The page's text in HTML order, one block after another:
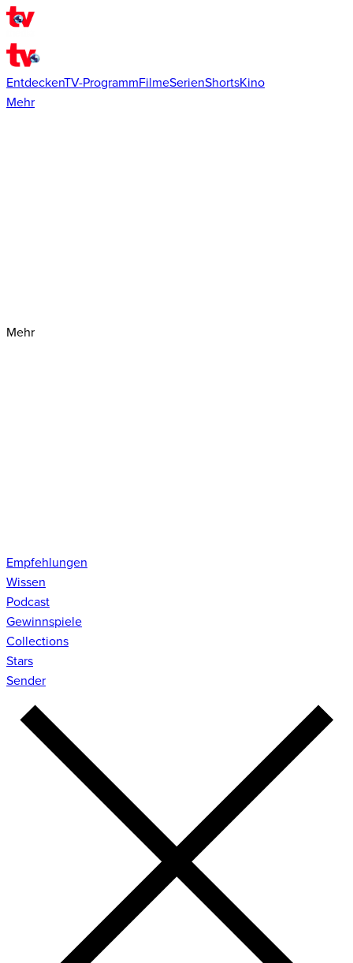
EntdeckenTV-ProgrammFilmeSerienShortsKino
Mehr
Mehr
Empfehlungen
Wissen
Podcast
Gewinnspiele
Collections
Stars
Sender